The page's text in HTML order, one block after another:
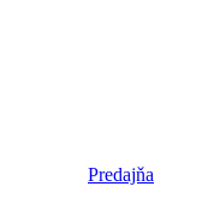
Predajňa